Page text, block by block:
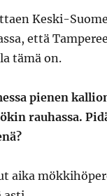
Keski-
että
tämä on.
pienen
rauhassa.
aika